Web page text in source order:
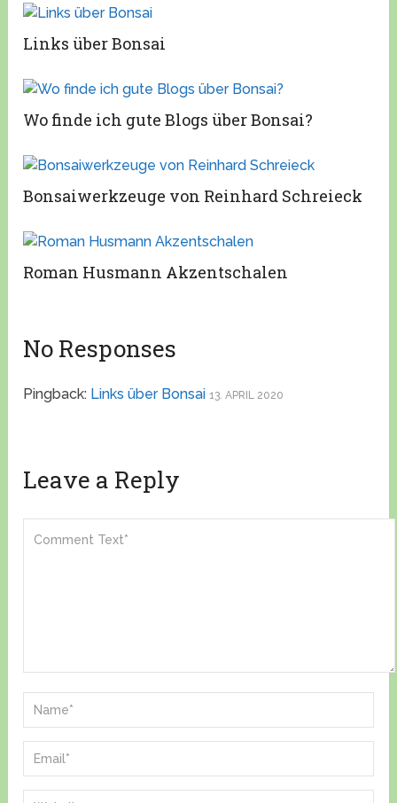
Links über Bonsai
Wo finde ich gute Blogs über Bonsai?
Bonsaiwerkzeuge von Reinhard Schreieck
Roman Husmann Akzentschalen
No Responses
Pingback: Links über Bonsai 13. APRIL 2020
Leave a Reply